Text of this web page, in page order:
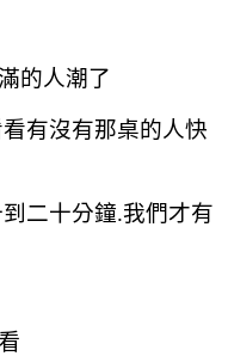
的人潮了
有沒有那桌的人快
二十分鐘.我們才有